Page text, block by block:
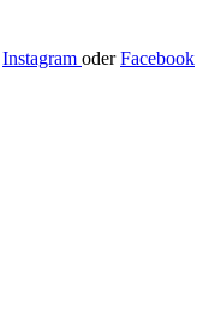
Instagram oderFacebook